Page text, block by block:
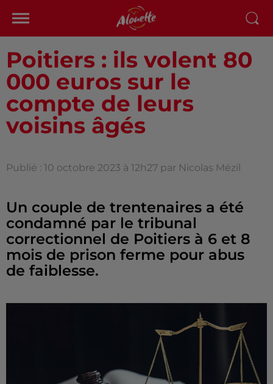
Poitiers : ils volent 80
000 euros sur le
compte de leurs
voisins âgés
Publié : 10 octobre 2023 à 12h27 par Nicolas Mézil
Un couple de trentenaires a été
condamné par le tribunal
correctionnel de Poitiers à 6 et 8
mois de prison ferme pour abus
de faiblesse.